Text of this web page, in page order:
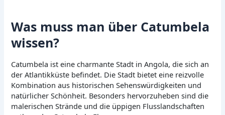
Was muss man über Catumbela
wissen?
Catumbela ist eine charmante Stadt in Angola, die sich an
der Atlantikküste befindet. Die Stadt bietet eine reizvolle
Kombination aus historischen Sehenswürdigkeiten und
natürlicher Schönheit. Besonders hervorzuheben sind die
malerischen Strände und die üppigen Flusslandschaften